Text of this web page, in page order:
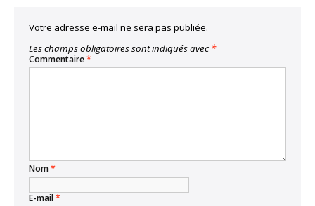
Votre adresse e-mail ne sera pas publiée.
Les champs obligatoires sont indiqués avec *
Commentaire*
Nom*
E-mail*